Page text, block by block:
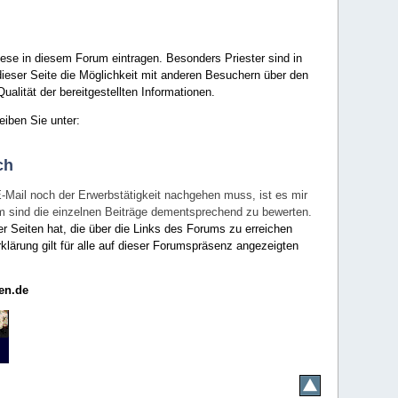
in diesem Forum eintragen. Besonders Priester sind in
Seite die Möglichkeit mit anderen Besuchern über den
der bereitgestellten Informationen.
Sie unter:
noch der Erwerbstätigkeit nachgehen muss, ist es mir
die einzelnen Beiträge dementsprechend zu bewerten.
Seiten hat, die über die Links des Forums zu erreichen
gilt für alle auf dieser Forumspräsenz angezeigten